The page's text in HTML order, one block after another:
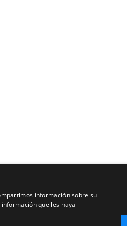
información sobre su
que les haya